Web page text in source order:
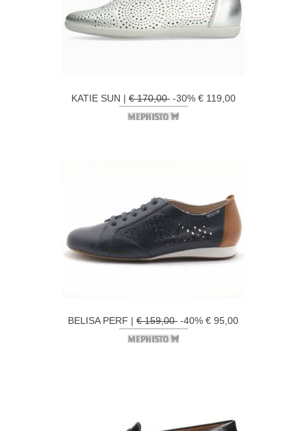
KATIE SUN | € 170,00-30% € 119,00
BELISA PERF |€ 159,00-40% € 95,00